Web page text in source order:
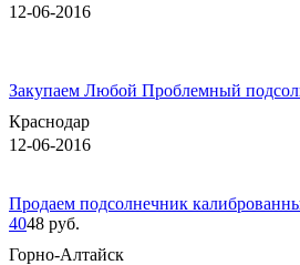
12-06-2016
Закупаем Любой Проблемный
Краснодар
12-06-2016
Продаем подсолнечник
4048 руб.
Горно-Алтайск